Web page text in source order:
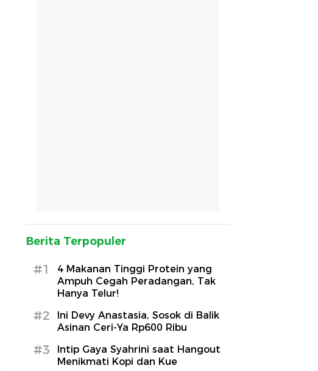
Berita Terpopuler
#1
4 Makanan Tinggi Protein yang
Ampuh Cegah Peradangan, Tak
Hanya Telur!
#2
Ini Devy Anastasia, Sosok di Balik
Asinan Ceri-Ya Rp600 Ribu
#3
Intip Gaya Syahrini saat Hangout
Menikmati Kopi dan Kue